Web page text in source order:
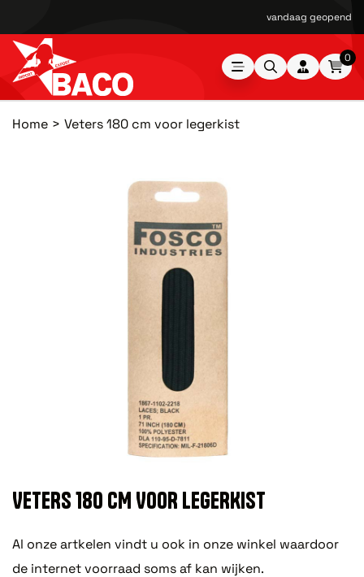
vandaag geopend
0
Home Veters 180 cm voor legerkist
VETERS 180 CM VOOR LEGERKIST
Al onze artkelen vindt u ook in onze winkel waardoor
de internet voorraad soms af kan wijken.